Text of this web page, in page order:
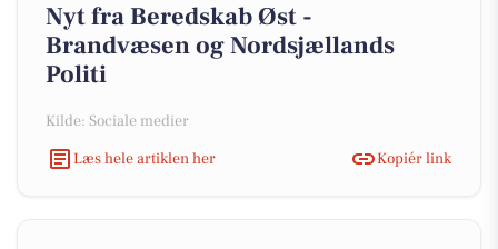
Nyt fra Beredskab Øst -
Brandvæsen og Nordsjællands
Politi
Kilde: Sociale medier
Læs hele artiklen her
Kopiér link